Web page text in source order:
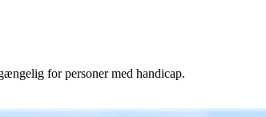
for personer med handicap.